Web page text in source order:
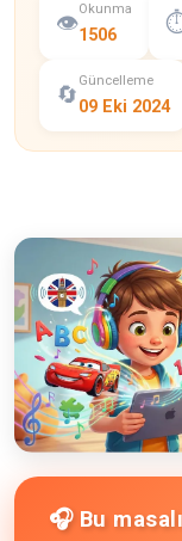
👁️
Okunma
1506
🔄
Güncelleme
09 Eki 2024
🎧 Bu